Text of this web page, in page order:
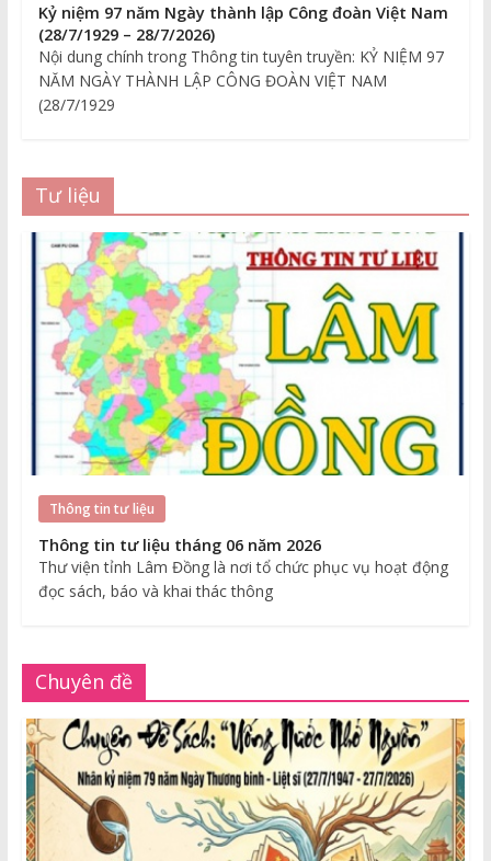
Kỷ niệm 97 năm Ngày thành lập Công đoàn Việt Nam
(28/7/1929 – 28/7/2026)
Nội dung chính trong Thông tin tuyên truyền: KỶ NIỆM 97
NĂM NGÀY THÀNH LẬP CÔNG ĐOÀN VIỆT NAM
(28/7/1929
Tư liệu
Thông tin tư liệu
Thông tin tư liệu tháng 06 năm 2026
Thư viện tỉnh Lâm Đồng là nơi tổ chức phục vụ hoạt động
đọc sách, báo và khai thác thông
Chuyên đề